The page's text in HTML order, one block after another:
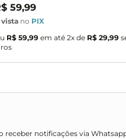
59,99
vista no PIX
R$ 59,99 em até 2x de R$ 29,99
receber notificações via